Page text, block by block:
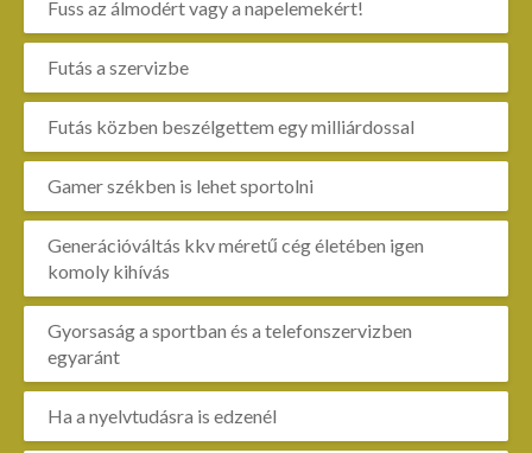
Fuss az álmodért vagy a napelemekért!
Futás a szervizbe
Futás közben beszélgettem egy milliárdossal
Gamer székben is lehet sportolni
Generációváltás kkv méretű cég életében igen
komoly kihívás
Gyorsaság a sportban és a telefonszervizben
egyaránt
Ha a nyelvtudásra is edzenél